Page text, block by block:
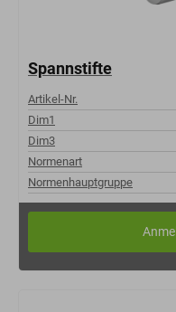
Spannstifte
Artikel-Nr.
Dim1
Dim3
Normenart
Normenhauptgruppe